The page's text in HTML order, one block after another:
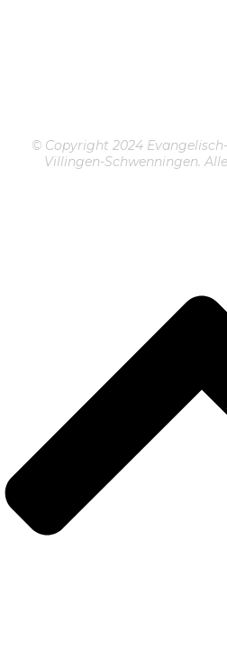
© Copyright 2024
Villingen-Schwenningen.